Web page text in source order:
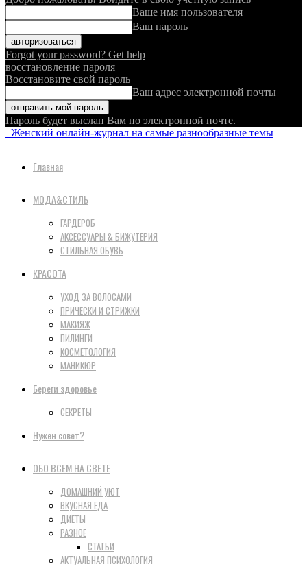
Ваше имя пользователя
Ваш пароль
Forgot your password? Get help
восстановление пароля
Восстановите свой пароль
Ваш адрес электронной почты
Пароль будет выслан Вам по электронной почте.
Женский онлайн-журнал на самые разнообразные темы
Главная
МОДА&СТИЛЬ
ГАРДЕРОБ
АКСЕССУАРЫ & БИЖУТЕРИЯ
СТИЛЬНАЯ ОБУВЬ
КРАСОТА
УХОД ЗА ВОЛОСАМИ
ПРИЧЕСКИ И СТРИЖКИ
МАКИЯЖ
ПИЛИНГИ
КОСМЕТОЛОГИЯ
МАНИКЮР
Береги здоровье
СЕКРЕТЫ
Нужен совет?
ОБО ВСЕМ НА СВЕТЕ
ДОМАШНИЙ УЮТ
ВКУСНАЯ ЕДА
ДИЕТЫ
РАЗНОЕ
СТАТЬИ
АКТУАЛЬНАЯ ПСИХОЛОГИЯ